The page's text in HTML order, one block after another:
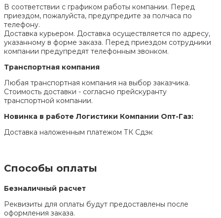
В соответствии с графиком работы компании. Перед
приездом, пожалуйста, предупредите за полчаса по
телефону.
Доставка курьером. Доставка осуществляется по адресу,
указанному в форме заказа. Перед приездом сотрудники
компании предупредят телефонным звонком.
Транспортная компания
Любая транспортная компания на выбор заказчика.
Стоимость доставки - согласно прейскуранту
транспортной компании.
Новинка в работе Логистики Компании Опт-Газ:
Доставка наложенным платежом ТК Сдэк
Способы оплаты
Безналичный расчет
Реквизиты для оплаты будут предоставлены после
оформления заказа.